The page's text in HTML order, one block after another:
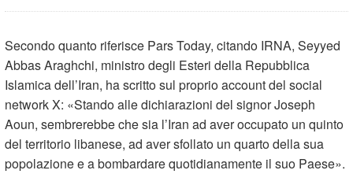
Secondo quanto riferisce Pars Today, citando IRNA, Seyyed
Abbas Araghchi, ministro degli Esteri della Repubblica
Islamica dell’Iran, ha scritto sul proprio account del social
network X: «Stando alle dichiarazioni del signor Joseph
Aoun, sembrerebbe che sia l’Iran ad aver occupato un quinto
del territorio libanese, ad aver sfollato un quarto della sua
popolazione e a bombardare quotidianamente il suo Paese».